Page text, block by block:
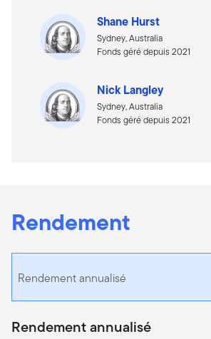
Shane Hurst
Sydney, Australia
Fonds géré depuis 2021
Nick Langley
Sydney, Australia
Fonds géré depuis 2021
Rendement
Rendement annualisé
Rendement annualisé